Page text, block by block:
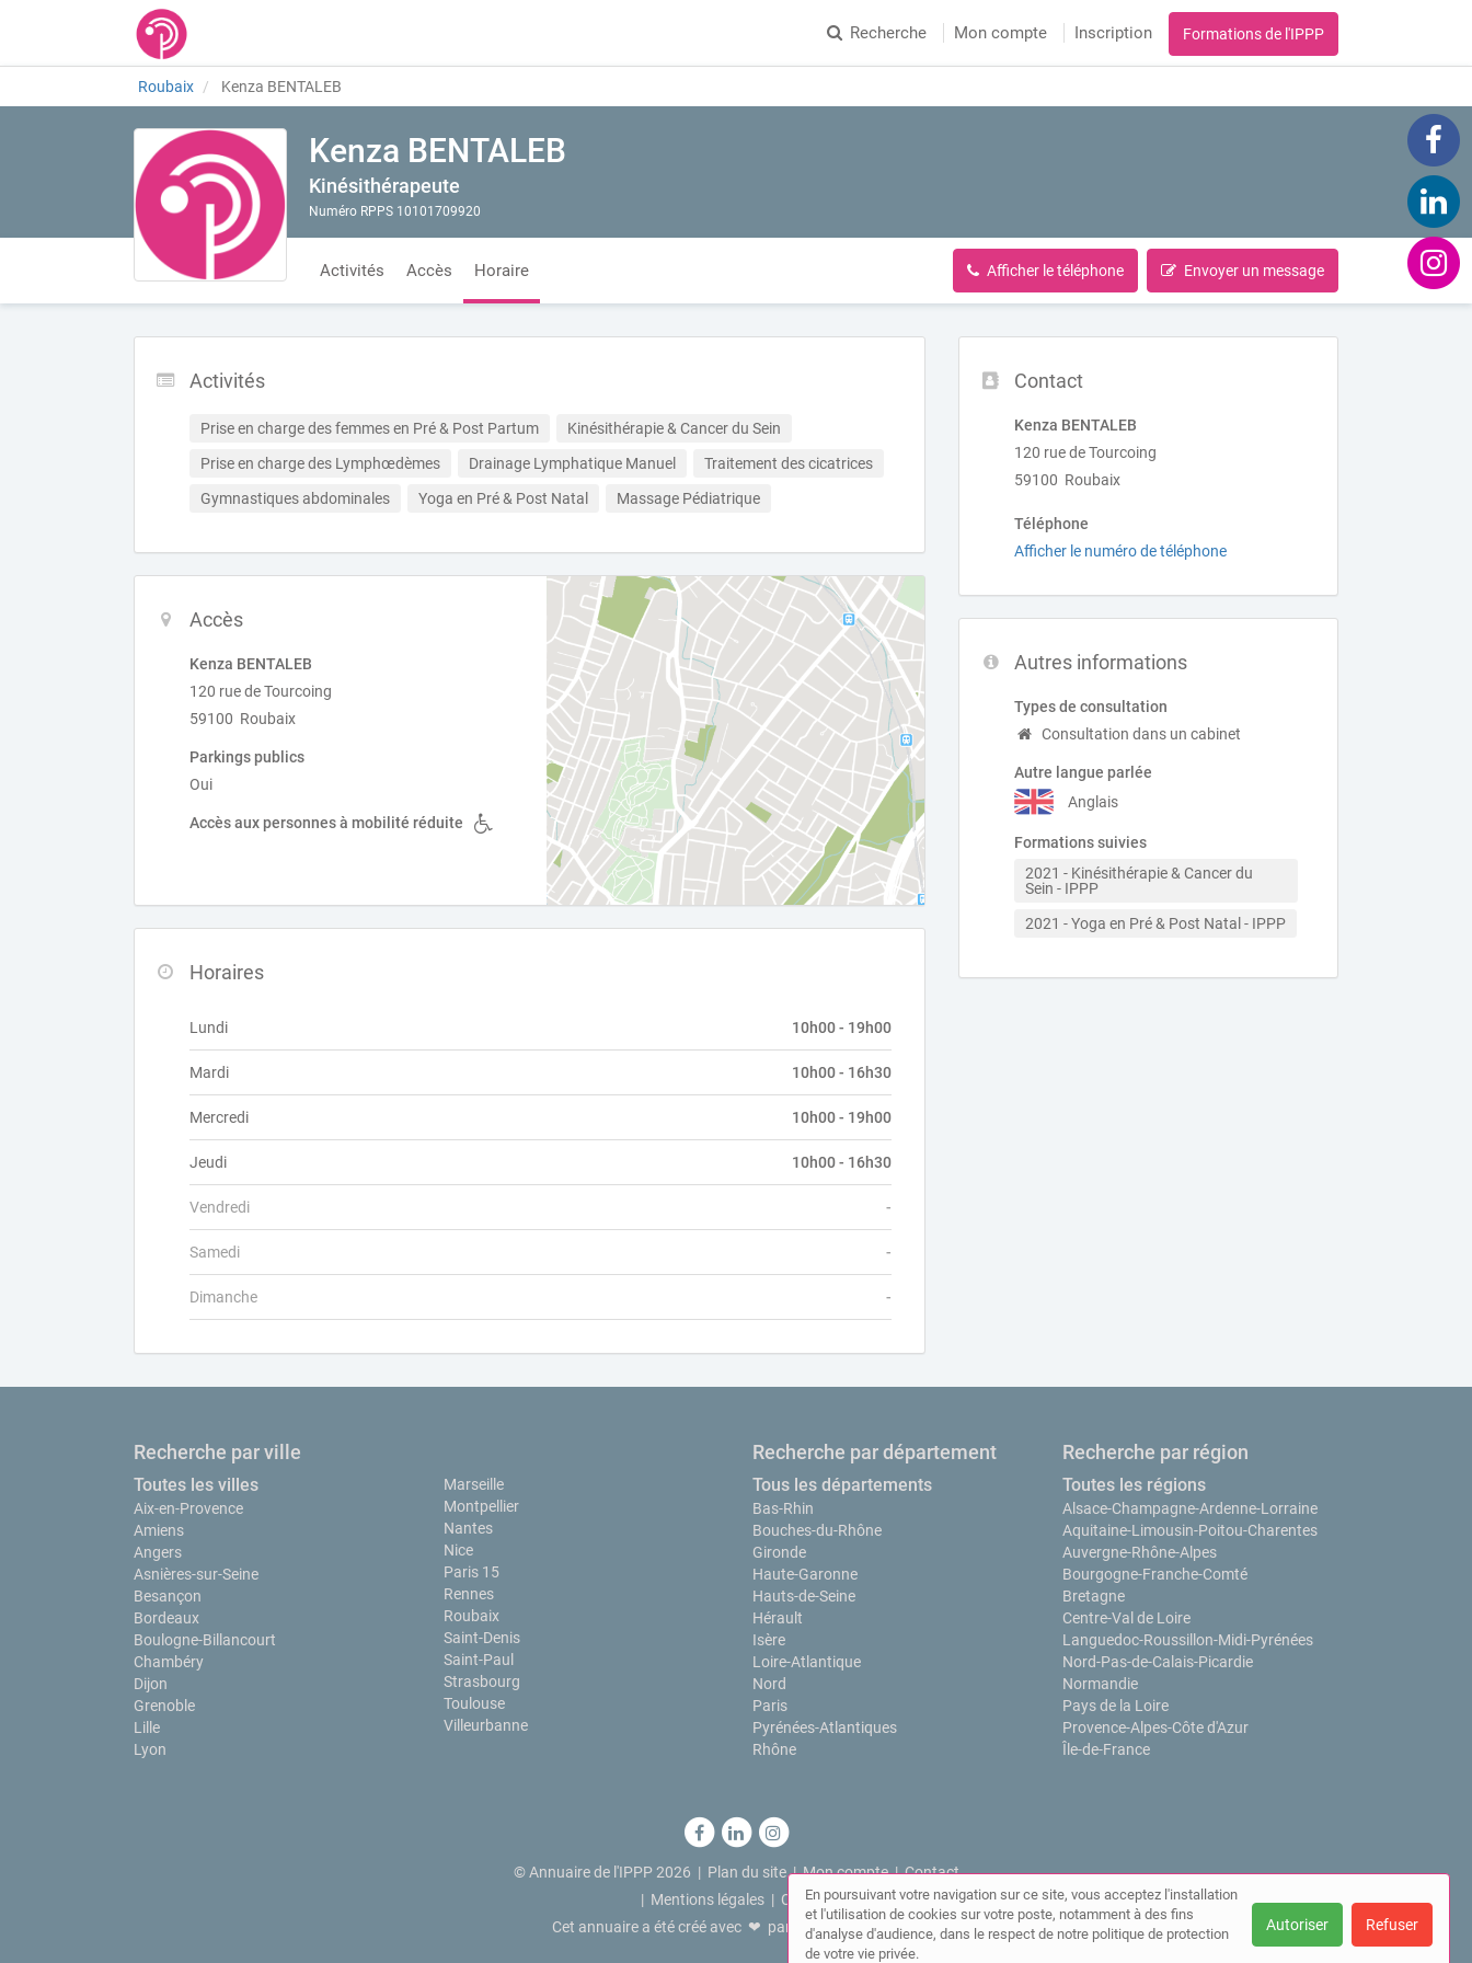
Recherche Mon compte Inscription Formations de l'IPPP
Roubaix Kenza BENTALEB
Kenza BENTALEB
Kinésithérapeute
Numéro RPPS 10101709920
Activités Accès Horaire Afficher le téléphone Envoyer un message
Contact
Kenza BENTALEB
120 rue de Tourcoing
59100 Roubaix
Téléphone
Afficher le numéro de téléphone
Autres informations
Types de consultation
Consultation dans un cabinet
Autre langue parlée
Anglais
Formations suivies
2021 - Kinésithérapie & Cancer du
Sein - IPPP
2021 - Yoga en Pré & Post Natal - IPPP
Activités
Prise en charge des femmes en Pré & Post Partum
Kinésithérapie & Cancer du Sein
Prise en charge des Lymphœdèmes
Drainage Lymphatique Manuel
Traitement des cicatrices
Gymnastiques abdominales
Yoga en Pré & Post Natal Massage Pédiatrique
Accès
Kenza BENTALEB
120 rue de Tourcoing
59100 Roubaix
Parkings publics
Oui
Accès aux personnes à mobilité réduite
Horaires
Lundi 10h00 - 19h00
Mardi 10h00 - 16h30
Mercredi 10h00 - 19h00
Jeudi 10h00 - 16h30
Vendredi -
Samedi -
Dimanche -
Recherche par ville
Toutes les villes
Aix-en-Provence
Amiens
Angers
Asnières-sur-Seine
Besançon
Bordeaux
Boulogne-Billancourt
Chambéry
Dijon
Grenoble
Lille
Lyon
Marseille
Montpellier
Nantes
Nice
Paris 15
Rennes
Roubaix
Saint-Denis
Saint-Paul
Strasbourg
Toulouse
Villeurbanne
Recherche par département
Tous les départements
Bas-Rhin
Bouches-du-Rhône
Gironde
Haute-Garonne
Hauts-de-Seine
Hérault
Isère
Loire-Atlantique
Nord
Paris
Pyrénées-Atlantiques
Rhône
Recherche par région
Toutes les régions
Alsace-Champagne-Ardenne-Lorraine
Aquitaine-Limousin-Poitou-Charentes
Auvergne-Rhône-Alpes
Bourgogne-Franche-Comté
Bretagne
Centre-Val de Loire
Languedoc-Roussillon-Midi-Pyrénées
Nord-Pas-de-Calais-Picardie
Normandie
Pays de la Loire
Provence-Alpes-Côte d'Azur
Île-de-France
© Annuaire de l'IPPP 2026 | Plan du site|Mon compte|Contact
| Mentions légales | Cookies
Cet annuaire a été créé avec ❤ par
Simplébo Annuaire
En poursuivant votre navigation sur ce site, vous acceptez l'installation
et l'utilisation de cookies sur votre poste, notamment à des fins
d'analyse d'audience, dans le respect de notre politique de protection
de votre vie privée.
Autoriser Refuser